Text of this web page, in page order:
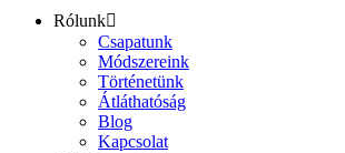
Rólunk
Csapatunk
Módszereink
Történetünk
Átláthatóság
Blog
Kapcsolat